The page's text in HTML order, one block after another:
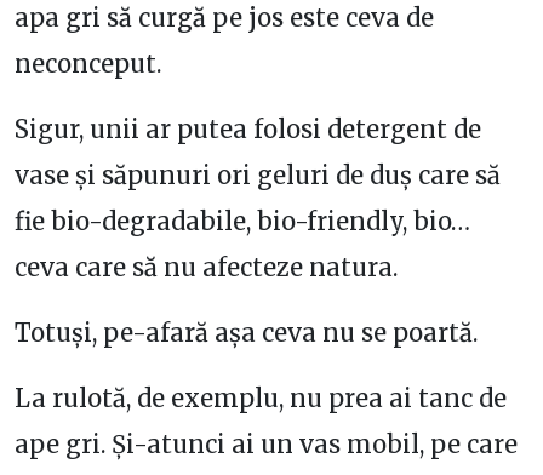
apa gri să curgă pe jos este ceva de
neconceput.
Sigur, unii ar putea folosi detergent de
vase și săpunuri ori geluri de duș care să
fie bio-degradabile, bio-friendly, bio…
ceva care să nu afecteze natura.
Totuși, pe-afară așa ceva nu se poartă.
La rulotă, de exemplu, nu prea ai tanc de
ape gri. Și-atunci ai un vas mobil, pe care